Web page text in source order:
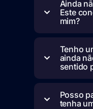
Ainda
Este
mim?
Tenho
ainda
sentido
Posso
tenha